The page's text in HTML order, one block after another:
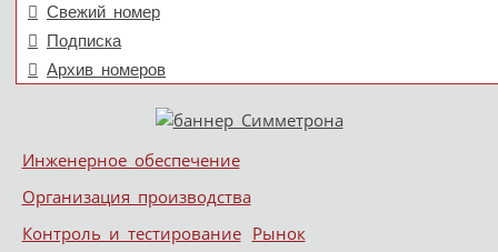
Свежий номер
Подписка
Архив номеров
Меню
Skip to content
Инженерное обеспечение
Организация производства
Контроль и тестирование Рынок